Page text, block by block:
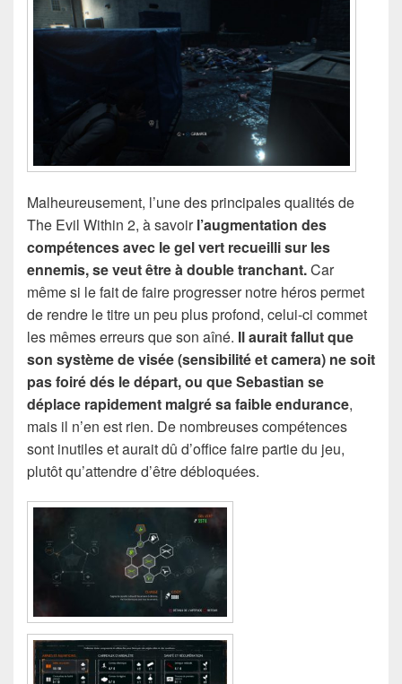
Malheureusement, l’une des principales qualités de
The Evil Within 2, à savoirl’augmentation des
compétences avec le gel vert recueilli sur les
ennemis, se veut être à double tranchant.Car
même si le fait de faire progresser notre héros permet
de rendre le titre un peu plus profond, celui-ci commet
les mêmes erreurs que son aîné. Il aurait fallut que
son système de visée (sensibilité et camera) ne soit
pas foiré dés le départ, ou que Sebastian se
déplace rapidement malgré sa faible endurance,
mais il n’en est rien. De nombreuses compétences
sont inutiles et aurait dû d’office faire partie du jeu,
plutôt qu’attendre d’être débloquées.